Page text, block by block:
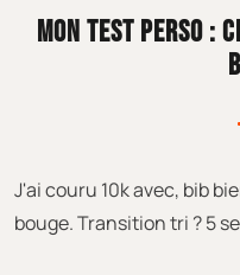
MON TEST PERSO :
J'ai couru 10k avec, bib
bouge. Transition tri ? 5